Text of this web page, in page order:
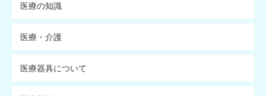
医療の知識
医療・介護
医療器具について